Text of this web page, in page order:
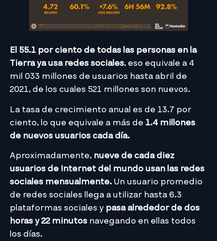
El 55.1 por ciento de todas las personas en la
Tierra ya usa redes sociales, eso equivale a 4
mil 033 millones de usuarios hasta abril de
2021, de los cuales 521 millones son nuevos.
La tasa de crecimiento anual es de 13.7 por
ciento, lo que equivale a más de 1.4 millones
de nuevos usuarios cada día.
Aproximadamente, nueve de cada diez
usuarios de Internet del mundo usan las redes
sociales mensualmente. Un usuario promedio
de redes sociales llega a utilizar hasta 6.3
plataformas sociales y pasa alrededor de dos
horas y 22 minutos navegando en ellas todos
los días.